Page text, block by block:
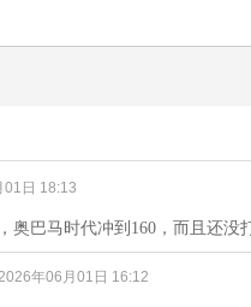
日 18:13
奥巴马时代冲到160，而且还没
年06月01日 16:12